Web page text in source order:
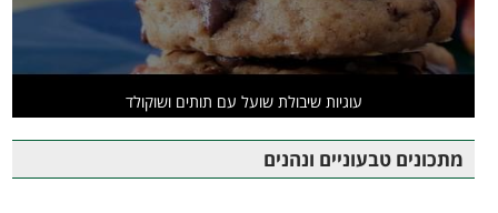
עוגיות שיבולת שועל עם תותים ושוקולד
מתכונים טבעוניים ונהנים